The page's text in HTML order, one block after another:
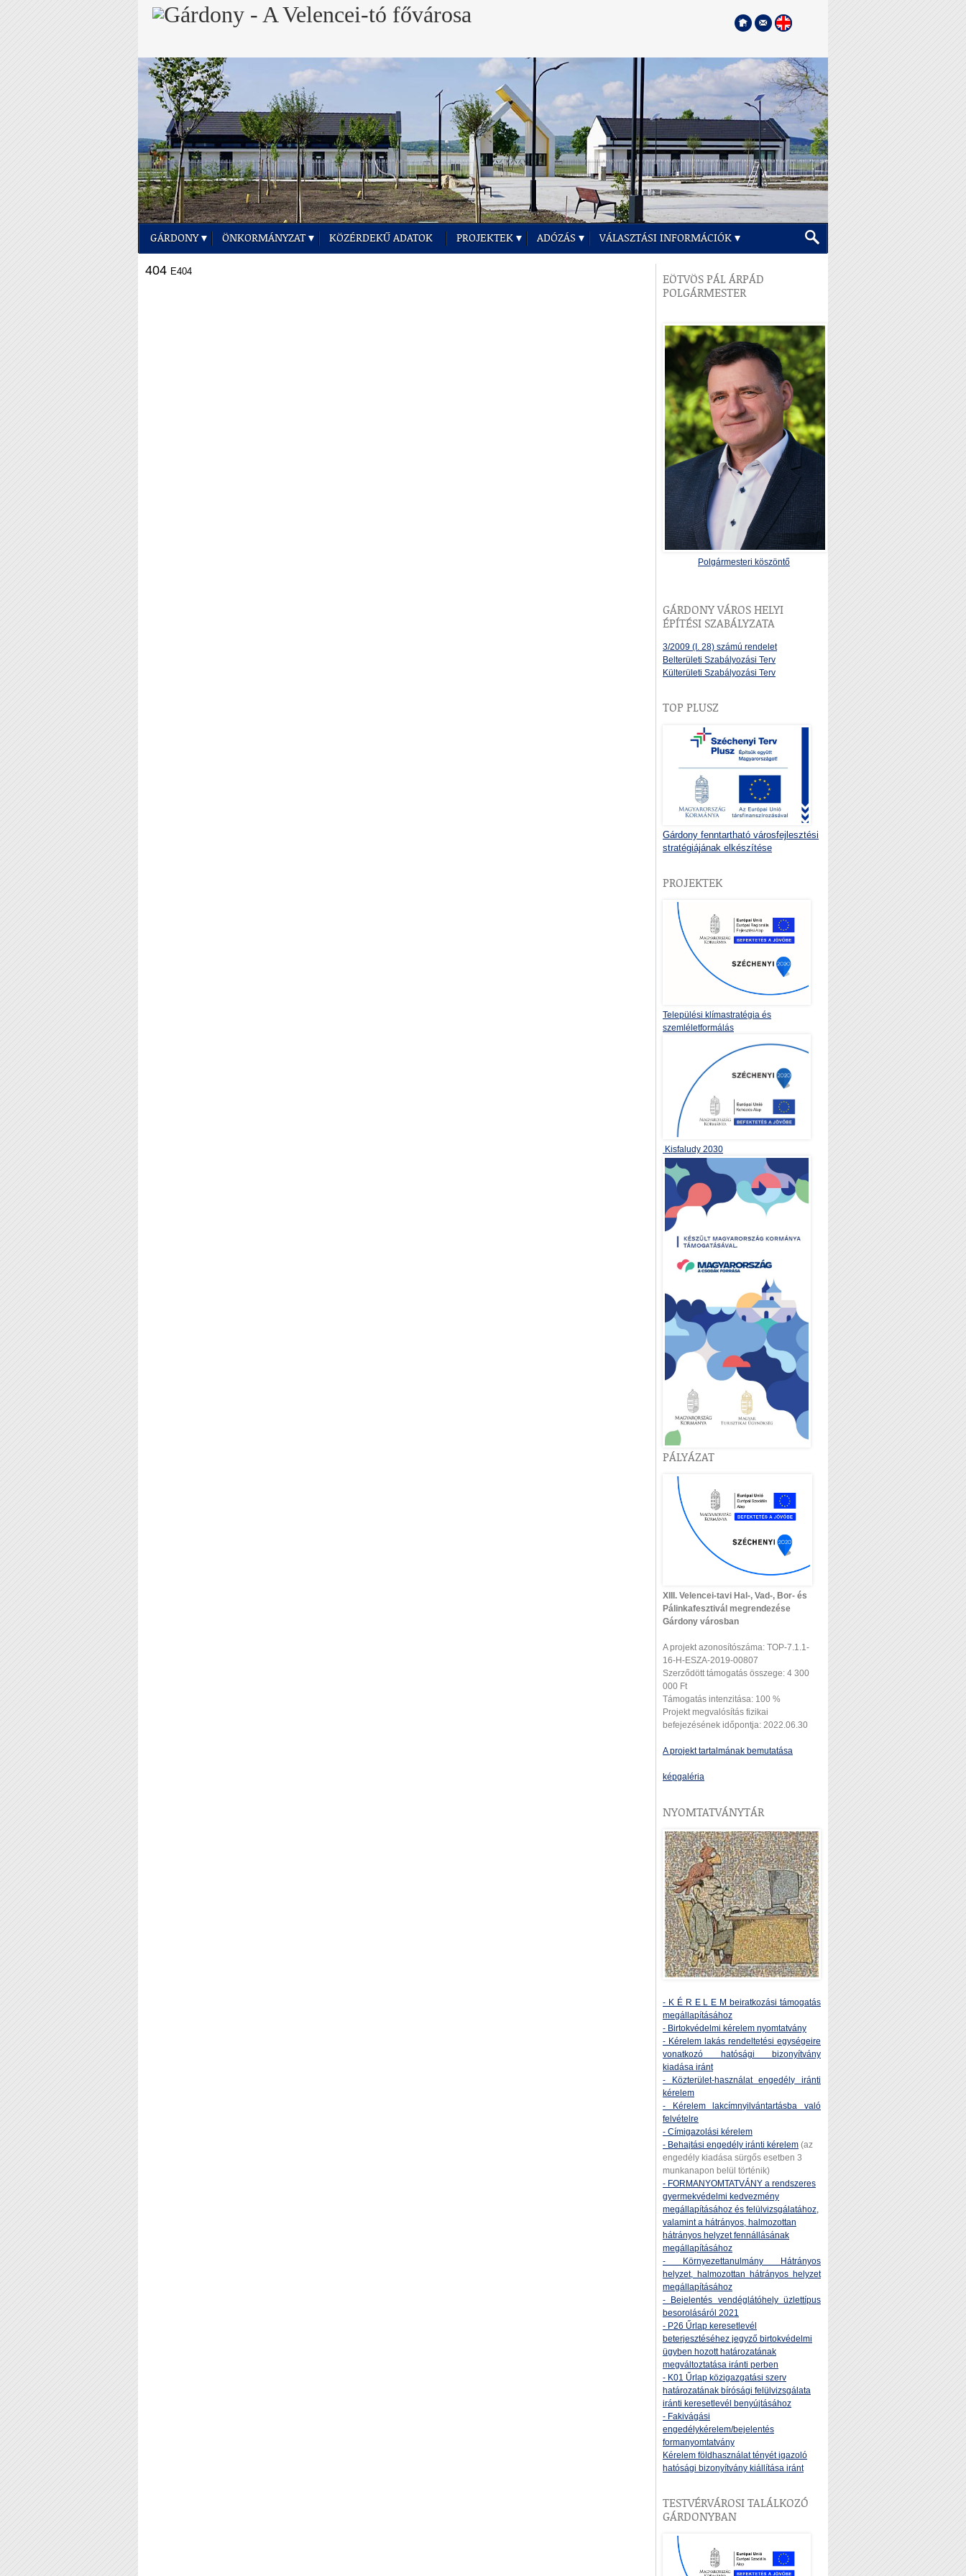
GÁRDONY ÖNKORMÁNYZAT KÖZÉRDEKŰ ADATOK PROJEKTEK ADÓZÁS VÁLASZTÁSI INFORMÁCIÓK
404 E404
EÖTVÖS PÁL ÁRPÁD
POLGÁRMESTER
Polgármesteri köszöntő
GÁRDONY VÁROS HELYI
ÉPÍTÉSI SZABÁLYZATA
3/2009 (I. 28) számú rendelet
Belterületi Szabályozási Terv
Külterületi Szabályozási Terv
TOP PLUSZ
Gárdony fenntartható városfejlesztési
stratégiájának elkészítése
PROJEKTEK
Települési klímastratégia és
szemléletformálás
Kisfaludy 2030
PÁLYÁZAT
XIII. Velencei-tavi Hal-, Vad-, Bor- és
Pálinkafesztivál megrendezése
Gárdony városban
A projekt azonosítószáma: TOP-7.1.1-
16-H-ESZA-2019-00807
Szerződött támogatás összege: 4 300
000 Ft
Támogatás intenzitása: 100 %
Projekt megvalósítás fizikai
befejezésének időpontja: 2022.06.30
A projekt tartalmának bemutatása
képgaléria
NYOMTATVÁNYTÁR
- K É R E L E M beiratkozási támogatás
megállapításához
- Birtokvédelmi kérelem nyomtatvány
- Kérelem lakás rendeltetési egységeire
vonatkozó hatósági bizonyítvány
kiadása iránt
- Közterület-használat engedély iránti
kérelem
- Kérelem lakcímnyilvántartásba való
felvételre
- Címigazolási kérelem
- Behajtási engedély iránti kérelem (az
engedély kiadása sürgős esetben 3
munkanapon belül történik)
- FORMANYOMTATVÁNY a rendszeres
gyermekvédelmi kedvezmény
megállapításához és felülvizsgálatához,
valamint a hátrányos, halmozottan
hátrányos helyzet fennállásának
megállapításához
- Környezettanulmány Hátrányos
helyzet, halmozottan hátrányos helyzet
megállapításához
- Bejelentés vendéglátóhely üzlettípus
besorolásáról 2021
- P26 Űrlap keresetlevél
beterjesztéséhez jegyző birtokvédelmi
ügyben hozott határozatának
megváltoztatása iránti perben
- K01 Űrlap közigazgatási szerv
határozatának bírósági felülvizsgálata
iránti keresetlevél benyújtásához
- Fakivágási
engedélykérelem/bejelentés
formanyomtatvány
Kérelem földhasználat tényét igazoló
hatósági bizonyítvány kiállítása iránt
TESTVÉRVÁROSI TALÁLKOZÓ
GÁRDONYBAN